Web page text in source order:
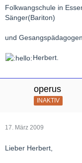
Folkwangschule in
Sänger(Bariton)
und
Herbert.
operus
INAKTIV
17. März 2009
Lieber Herbert,